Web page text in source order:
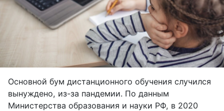
Основной бум дистанционного обучения случился
вынуждено, из-за пандемии. По данным
Министерства образования и науки РФ, в 2020